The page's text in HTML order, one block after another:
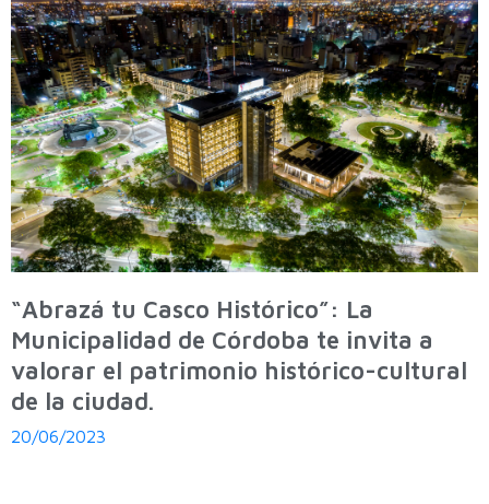
“Abrazá tu Casco Histórico”: La
Municipalidad de Córdoba te invita a
valorar el patrimonio histórico-cultural
de la ciudad.
20/06/2023